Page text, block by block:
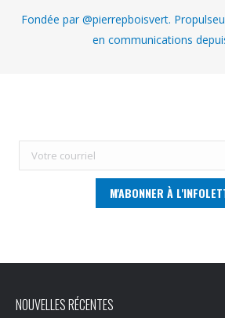
Fondée par @pierrepboisvert.
en communications
NOUVELLES RÉCENTES